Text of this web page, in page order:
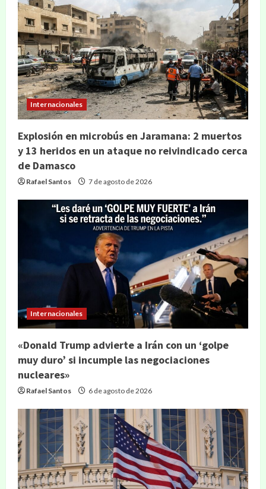
Internacionales
Explosión en microbús en Jaramana: 2 muertos
y 13 heridos en un ataque no reivindicado cerca
de Damasco
Rafael Santos 7 de agosto de 2026
Internacionales
«Donald Trump advierte a Irán con un ‘golpe
muy duro’ si incumple las negociaciones
nucleares»
Rafael Santos 6 de agosto de 2026